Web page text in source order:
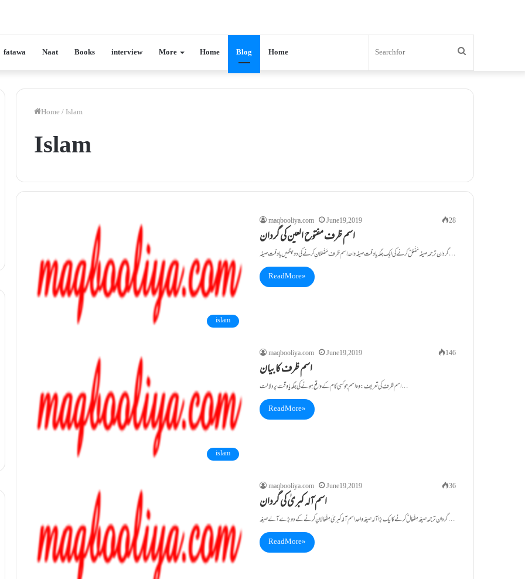
fatawa Naat Books interview More Home Blog Home
for
Home/Islam
Islam
islam
maqbooliya.com June 19, 2019 28
اسم ظرف مفتوح العین کی گردان
گردان ترجمہ صیغہ مَفْعَلٌ کرنے کی ایک جگہ یا وقت صیغہ واحداسم ظرف مَفْعَلانِ کرنے کی دو جگہیں یاوقت صیغہ…
Read More »
islam
maqbooliya.com June 19, 2019 146
اسم ظرف کا بیان
اسم ظرف کی تعریف: وہ اسم جو کسی کام کے و اقع ہونے کی جگہ یاوقت پر دلالت…
Read More »
maqbooliya.com June 19, 2019 36
اسم آلہ کبریٰ کی گردان
گردان ترجمہ صیغہ مِفْعَالٌ کرنے کا ایک بڑا آلہ صیغہ واحداسم آلہ کبریٰ مِفْعَالانِ کرنے کے دو بڑے آلے صیغہ…
Read More »